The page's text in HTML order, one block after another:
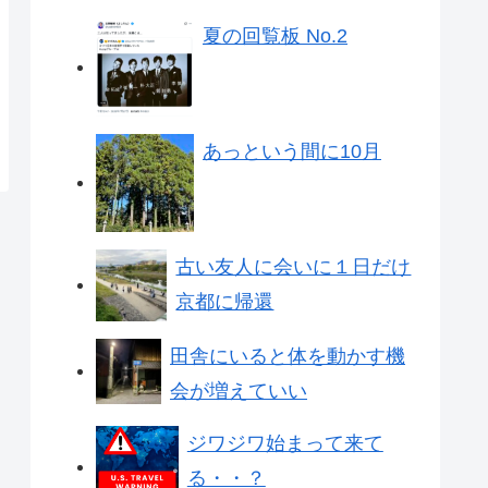
夏の回覧板 No.2
あっという間に10月
古い友人に会いに１日だけ
京都に帰還
田舎にいると体を動かす機
会が増えていい
ジワジワ始まって来て
る・・？